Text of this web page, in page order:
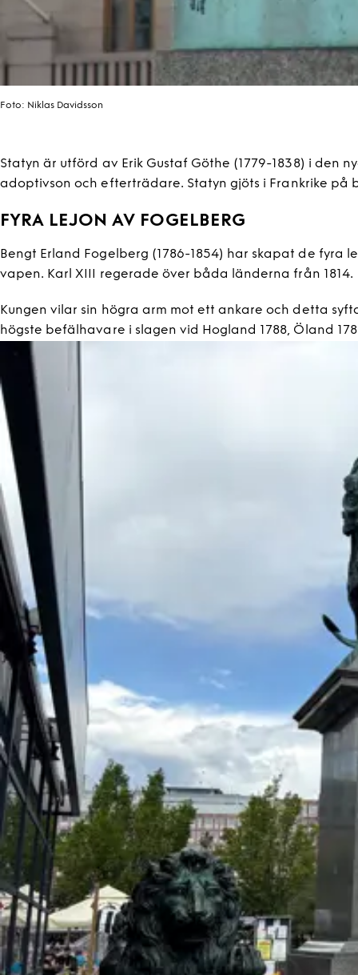
Foto: Niklas Davidsson
Statyn är utförd av Erik Gustaf Göthe (1779-1838) i den
adoptivson och efterträdare. Statyn gjöts i Frankrike på
FYRA LEJON AV FOGELBERG
Bengt Erland Fogelberg (1786-1854) har skapat de fyra
vapen. Karl XIII regerade över båda länderna från 1814.
Kungen vilar sin högra arm mot ett ankare och detta
högste befälhavare i slagen vid Hogland 1788, Öland